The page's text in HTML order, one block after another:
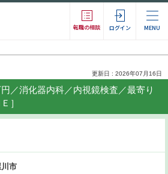
転職の相談 ログイン MENU
更新日 : 2026年07月16日
／消化器内科／内視鏡検査／最寄り
］
市